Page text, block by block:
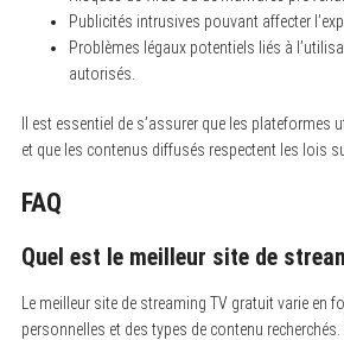
Publicités intrusives pouvant affecter
Problèmes légaux potentiels liés à
autorisés.
Il est essentiel de s’assurer que les plateformes
et que les contenus diffusés respectent les lois
FAQ
Quel est le meilleur site de
Le meilleur site de streaming TV gratuit varie en
personnelles et des types de contenu